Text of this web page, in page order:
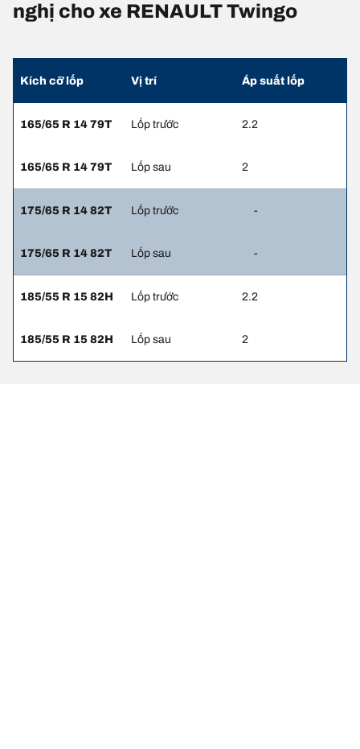
nghị cho xe RENAULT Twingo
Kích cỡ lốp Vị trí Áp suất lốp
165/65 R 14 79T Lốp trước 2.2
165/65 R 14 79T Lốp sau 2
175/65 R 14 82T Lốp trước -
175/65 R 14 82T Lốp sau -
185/55 R 15 82H Lốp trước 2.2
185/55 R 15 82H Lốp sau 2